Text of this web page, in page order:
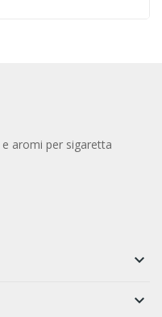
aromi per sigaretta
keyboard_arrow_down
keyboard_arrow_down